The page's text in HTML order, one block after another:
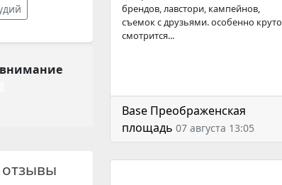
брендов, лавстори, кампейнов,
съемок с друзьями. особенно круто
смотрится...
Base Преображенская
площадь 07 августа 13:05